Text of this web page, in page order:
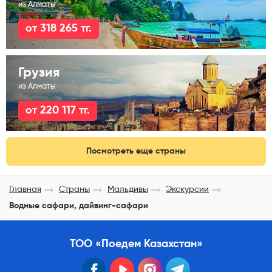
из Алматы
от 318 265 тг.
Грузия
из Алматы
от 220 117 тг.
Посмотреть еще страны
Главная Страны Мальдивы
Экскурсии
Водные сафари, дайвинг-сафари
ТОО «Поедем Казахстан»
facebook youtube instagram